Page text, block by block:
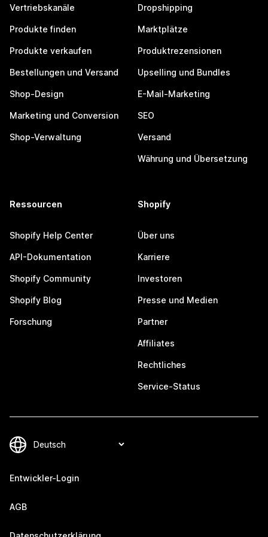
Vertriebskanäle
Produkte finden
Produkte verkaufen
Bestellungen und Versand
Shop-Design
Marketing und Conversion
Shop-Verwaltung
Dropshipping
Marktplätze
Produktrezensionen
Upselling und Bundles
E-Mail-Marketing
SEO
Versand
Währung und Übersetzung
Ressourcen
Shopify Help Center
API-Dokumentation
Shopify Community
Shopify Blog
Forschung
Shopify
Über uns
Karriere
Investoren
Presse und Medien
Partner
Affiliates
Rechtliches
Service-Status
Entwickler-Login
AGB